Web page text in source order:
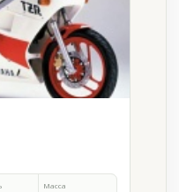
Масса